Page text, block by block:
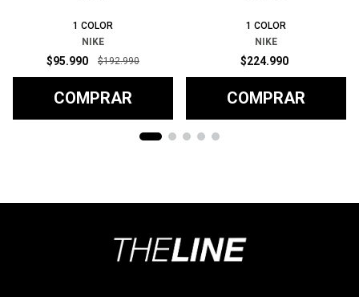
1 COLOR
NIKE
$95.990 $192.990
COMPRAR
1 COLOR
NIKE
$224.990
COMPRAR